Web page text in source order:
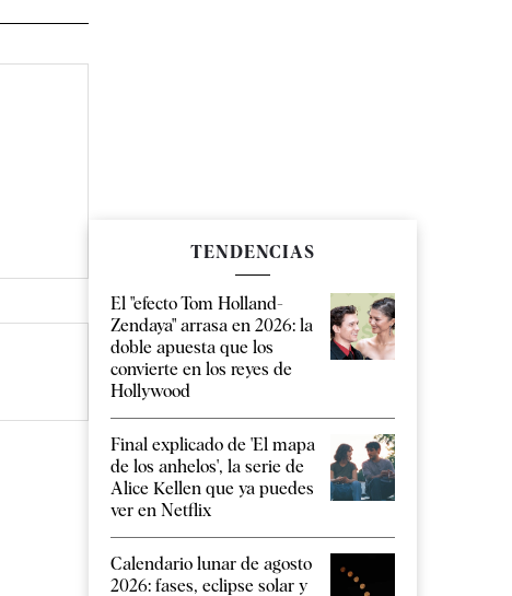
TENDENCIAS
El "efecto Tom Holland-
Zendaya" arrasa en 2026: la
doble apuesta que los
convierte en los reyes de
Hollywood
Final explicado de 'El mapa
de los anhelos', la serie de
Alice Kellen que ya puedes
ver en Netflix
Calendario lunar de agosto
2026: fases, eclipse solar y